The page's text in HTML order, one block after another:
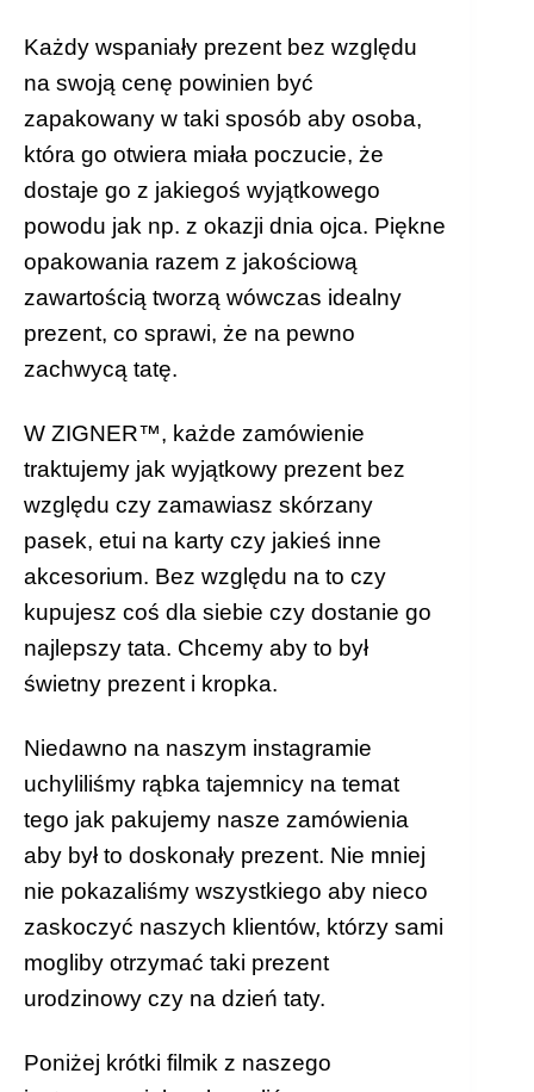
Każdy wspaniały prezent bez względu
na swoją cenę powinien być
zapakowany w taki sposób aby osoba,
która go otwiera miała poczucie, że
dostaje go z jakiegoś wyjątkowego
powodu jak np. z okazji dnia ojca. Piękne
opakowania razem z jakościową
zawartością tworzą wówczas idealny
prezent, co sprawi, że na pewno
zachwycą tatę.
W ZIGNER™, każde zamówienie
traktujemy jak wyjątkowy prezent bez
względu czy zamawiasz skórzany
pasek, etui na karty czy jakieś inne
akcesorium. Bez względu na to czy
kupujesz coś dla siebie czy dostanie go
najlepszy tata. Chcemy aby to był
świetny prezent i kropka.
Niedawno na naszym instagramie
uchyliliśmy rąbka tajemnicy na temat
tego jak pakujemy nasze zamówienia
aby był to doskonały prezent. Nie mniej
nie pokazaliśmy wszystkiego aby nieco
zaskoczyć naszych klientów, którzy sami
mogliby otrzymać taki prezent
urodzinowy czy na dzień taty.
Poniżej krótki filmik z naszego